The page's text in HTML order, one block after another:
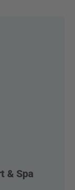
& Spa